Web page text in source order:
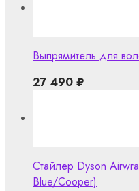
Выпрямитель для
27 490 ₽
Стайлер Dyson
Blue/Cooper)